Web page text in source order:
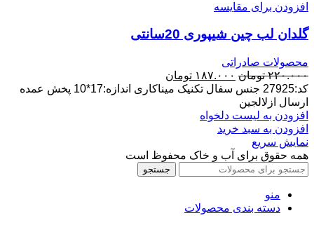
افزودن برای مقایسه
گلدان لب چین شیپوری 20سانتی
محصولات صادراتی
۲۲۰.۰۰۰ تومان قیمت
اصلی:
بود.
۱۸۷.۰۰۰ تومان
فعلی:
کد:27925 جنس سفال تکنیک میناکاری اندازه:17*10 پخش عمده
ارسال ازلالجین
افزودن به لیست دلخواه
افزودن به سبد خرید
نمایش سریع
همه حقوق برای آب و خاک محفوظ است
جستجو
منو
دسته بندی محصولات